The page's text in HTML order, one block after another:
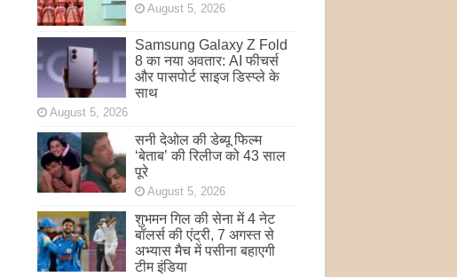
August 5, 2026
Samsung Galaxy Z Fold
8 का नया अवतार: AI फीचर्स
और पासपोर्ट साइज डिस्प्ले के
साथ
August 5, 2026
सनी देओल की डेब्यू फिल्म
‘बेताब’ की रिलीज को 43 साल
पूरे
August 5, 2026
शुभमन गिल की सेना में 4 नेट
बॉलर्स की एंट्री, 7 अगस्त से
अभ्यास मैच में पसीना बहाएगी
टीम इंडिया